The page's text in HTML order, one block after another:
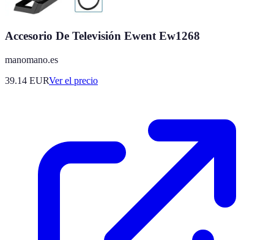
Accesorio De Televisión Ewent Ew1268
manomano.es
39.14 EURVer el precio